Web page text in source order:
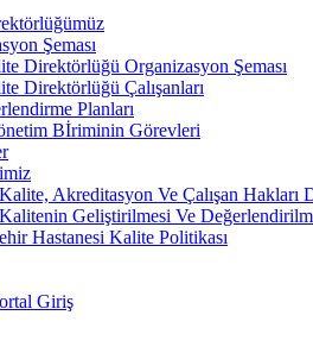
Şeması
Direktörlüğü Organizasyon Şeması
Direktörlüğü Çalışanları
Planları
Bİriminin Görevleri
Akreditasyon Ve Çalışan Hakları
Kalitenin Geliştirilmesi Ve
Hastanesi Kalite Politikası
Giriş